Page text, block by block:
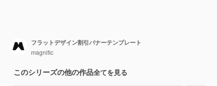
フラットデザイン割引バナーテンプレート
magnific
このシリーズの他の作品全てを見る